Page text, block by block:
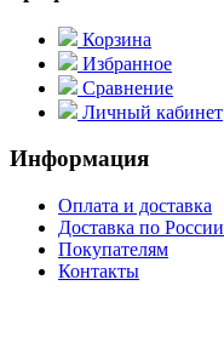
Корзина
Избранное
Сравнение
Личный кабинет
Информация
Оплата и доставка
Доставка по России
Покупателям
Контакты